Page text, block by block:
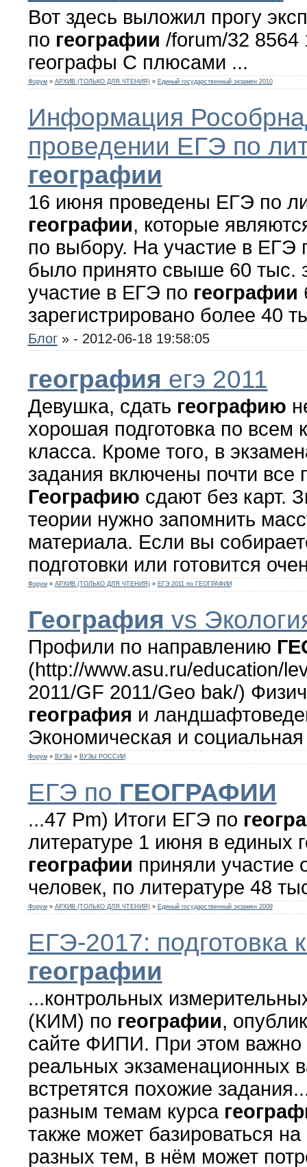
Вот здесь выложил прогу
по географии /forum/32 8564
географы С плюсами ...
Форум » АРХИВ (ТОЛЬКО ДЛЯ ЧТЕНИЯ) » Единый государственный экзамен 2010
Информация
проведении ЕГЭ по
географии
16 июня проведены ЕГЭ по
географии, которые
по выбору. На участие в ЕГЭ
было принято свыше 60 тыс.
участие в ЕГЭ по географии
зарегистрировано более 40
Блог » - 2012-06-18 19:58:05
география егэ 2011
Девушка, сдать географию
хорошая подготовка по всем
класса. Кроме того, в
задания включены почти все
Географию сдают без карт.
теории нужно запомнить
материала. Если вы
подготовки или готовится
Форум » АРХИВ (ТОЛЬКО ДЛЯ ЧТЕНИЯ) » ЕГЭ 2011 по ГЕОГРАФИИ
География vs
Профили по направлению
(http://www.asu.ru/education/
2011/GF 2011/Geo bak/)
география и
Экономическая и
Форум » ВУЗЫ » ВУЗЫ РОССИИ
ЕГЭ по ГЕОГРАФИИ
...47 Pm) Итоги ЕГЭ по
литературе 1 июня в единых
географии приняли участие
человек, по литературе 48
Форум » АРХИВ (ТОЛЬКО ДЛЯ ЧТЕНИЯ) » Единый государственный экзамен 2009
ЕГЭ-2017: подготовка
географии
...контрольных
(КИМ) по географии,
сайте ФИПИ. При этом важно
реальных экзаменационных
встретятся похожие
разным темам курса
также может базироваться
разных тем, в нём может